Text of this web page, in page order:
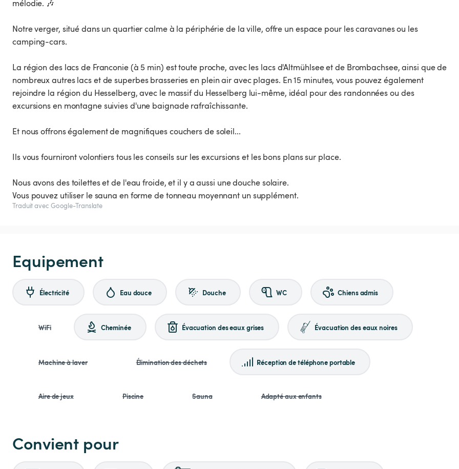
mélodie. 🎶
Notre verger, situé dans un quartier calme à la périphérie de la ville, offre un espace pour les caravanes ou les
camping-cars.
La région des lacs de Franconie (à 5 min) est toute proche, avec les lacs d'Altmühlsee et de Brombachsee, ainsi que de
nombreux autres lacs et de superbes brasseries en plein air avec plages. En 15 minutes, vous pouvez également
rejoindre la région du Hesselberg, avec le massif du Hesselberg lui-même, idéal pour des randonnées ou des
excursions en montagne suivies d'une baignade rafraîchissante.
Et nous offrons également de magnifiques couchers de soleil...
Ils vous fourniront volontiers tous les conseils sur les excursions et les bons plans sur place.
Nous avons des toilettes et de l'eau froide, et il y a aussi une douche solaire.
Vous pouvez utiliser le sauna en forme de tonneau moyennant un supplément.
Traduit avec Google-Translate
Equipement
Électricité Eau douce Douche WC Chiens admis
WiFi Cheminée Évacuation des eaux grises Évacuation des eaux noires
Machine à laver Élimination des déchets Réception de téléphone portable
Aire de jeux Piscine Sauna Adapté aux enfants
Convient pour